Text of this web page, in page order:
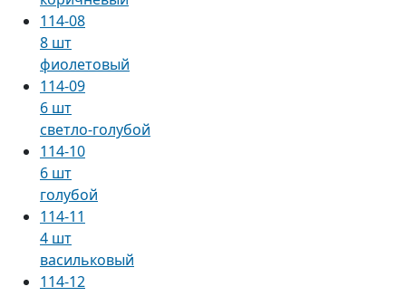
114-08
8 шт
фиолетовый
114-09
6 шт
светло-голубой
114-10
6 шт
голубой
114-11
4 шт
васильковый
114-12